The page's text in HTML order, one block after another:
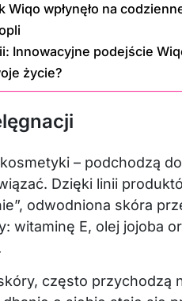
wpłynęło na
Innowacyjne podejście
życie?
– podchodzą
Dzięki linii
odwodniona skóra
witaminę E, olej jojoba
często